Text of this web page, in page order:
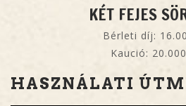
KÉT FEJES
Bérleti díj:
Kaució:
HASZNÁLATI